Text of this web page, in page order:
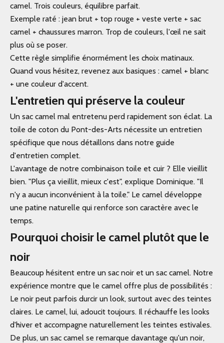
camel. Trois couleurs, équilibre parfait.
Exemple raté : jean brut + top rouge + veste verte + sac
camel + chaussures marron. Trop de couleurs, l'œil ne sait
plus où se poser.
Cette règle simplifie énormément les choix matinaux.
Quand vous hésitez, revenez aux basiques : camel + blanc
+ une couleur d'accent.
L'entretien qui préserve la couleur
Un sac camel mal entretenu perd rapidement son éclat. La
toile de coton du Pont-des-Arts nécessite un entretien
spécifique que nous détaillons dans notre guide
d'entretien complet.
L'avantage de notre combinaison toile et cuir ? Elle vieillit
bien. "Plus ça vieillit, mieux c'est", explique Dominique. "Il
n'y a aucun inconvénient à la toile." Le camel développe
une patine naturelle qui renforce son caractère avec le
temps.
Pourquoi choisir le camel plutôt que le
noir
Beaucoup hésitent entre un sac noir et un sac camel. Notre
expérience montre que le camel offre plus de possibilités :
Le noir peut parfois durcir un look, surtout avec des teintes
claires. Le camel, lui, adoucit toujours. Il réchauffe les looks
d'hiver et accompagne naturellement les teintes estivales.
De plus, un sac camel se remarque davantage qu'un noir,